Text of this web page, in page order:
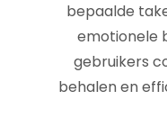
bepaalde
emotionele
gebruikers
behalen en